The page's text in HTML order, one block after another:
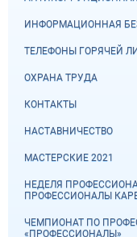
ИНФОРМАЦИОННАЯ
ТЕЛЕФОНЫ ГОРЯЧЕЙ
ОХРАНА ТРУДА
КОНТАКТЫ
НАСТАВНИЧЕСТВО
МАСТЕРСКИЕ 2021
НЕДЕЛЯ
ПРОФЕССИОНАЛЫ
ЧЕМПИОНАТ ПО
«ПРОФЕССИОНАЛЫ»